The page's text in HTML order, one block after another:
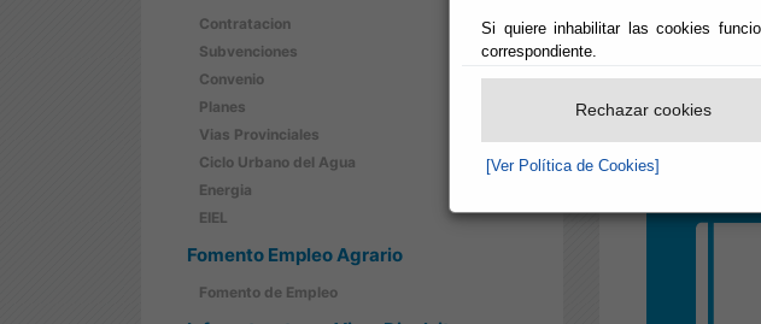
Si quiere inhabilitar las cookies
correspondiente.
Rechazar cookies
[Ver Política de Cookies]
Contratacion
Subvenciones
Convenio
Planes
Vias Provinciales
Ciclo Urbano del Agua
Energia
EIEL
Fomento Empleo Agrario
Fomento de Empleo